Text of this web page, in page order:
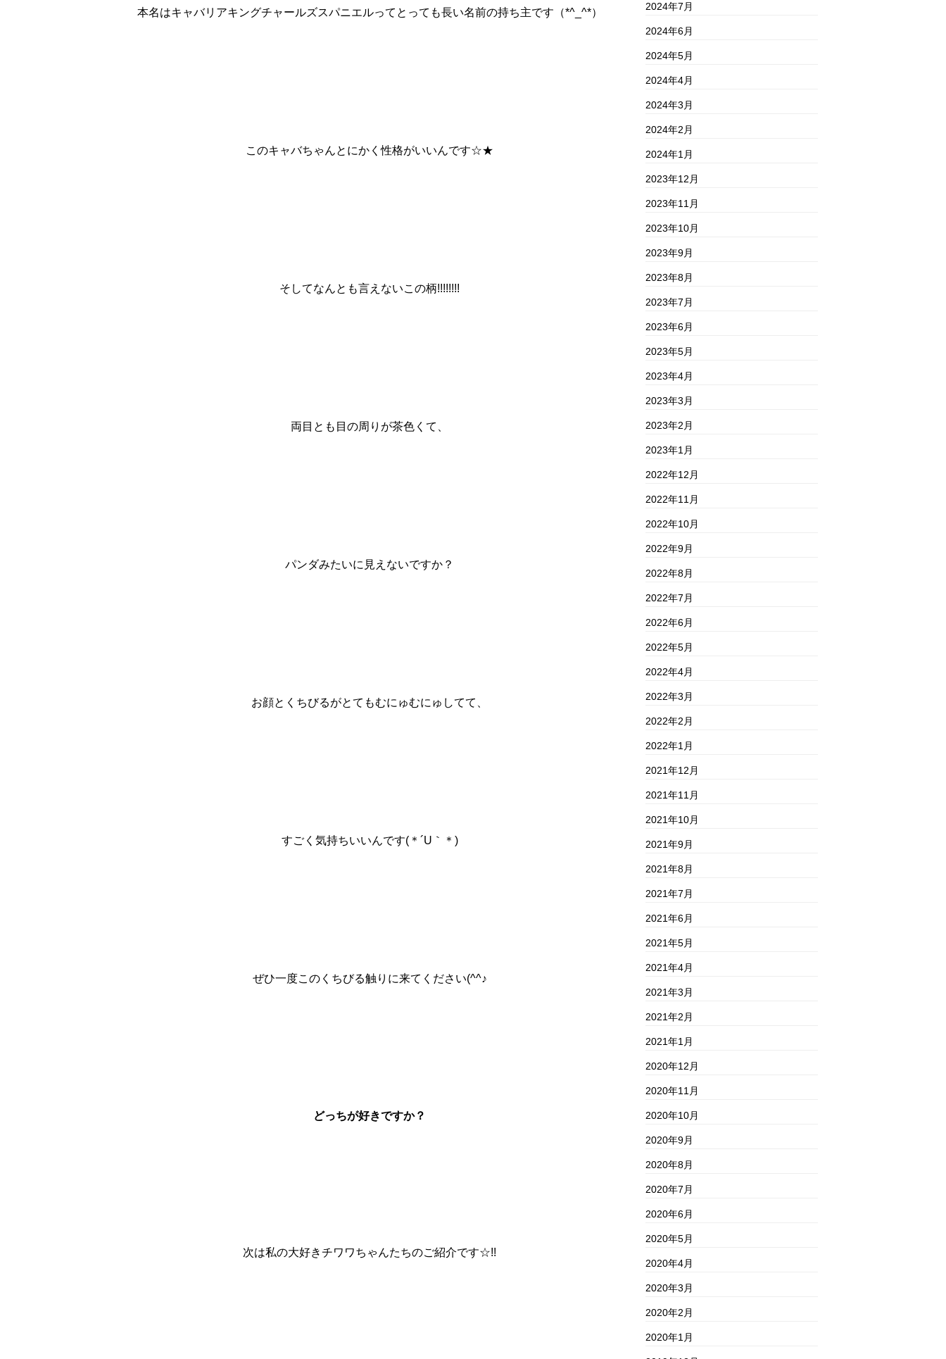
本名はキャバリアキングチャールズスパニエルってとっても長い名前の持ち主です（*^_^*）
このキャバちゃんとにかく性格がいいんです☆★
そしてなんとも言えないこの柄!!!!!!!!
両目とも目の周りが茶色くて、
パンダみたいに見えないですか？
お顔とくちびるがとてもむにゅむにゅしてて、
すごく気持ちいいんです(＊´U｀＊)
ぜひ一度このくちびる触りに来てください(^^♪
どっちが好きですか？
次は私の大好きチワワちゃんたちのご紹介です☆!!
2024年7月
2024年6月
2024年5月
2024年4月
2024年3月
2024年2月
2024年1月
2023年12月
2023年11月
2023年10月
2023年9月
2023年8月
2023年7月
2023年6月
2023年5月
2023年4月
2023年3月
2023年2月
2023年1月
2022年12月
2022年11月
2022年10月
2022年9月
2022年8月
2022年7月
2022年6月
2022年5月
2022年4月
2022年3月
2022年2月
2022年1月
2021年12月
2021年11月
2021年10月
2021年9月
2021年8月
2021年7月
2021年6月
2021年5月
2021年4月
2021年3月
2021年2月
2021年1月
2020年12月
2020年11月
2020年10月
2020年9月
2020年8月
2020年7月
2020年6月
2020年5月
2020年4月
2020年3月
2020年2月
2020年1月